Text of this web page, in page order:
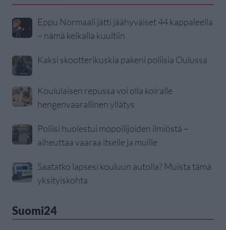
Eppu Normaali jätti jäähyväiset 44 kappaleella
– nämä keikalla kuultiin
Kaksi skootterikuskia pakeni poliisia Oulussa
Koululaisen repussa voi olla koiralle
hengenvaarallinen yllätys
Poliisi huolestui mopoilijoiden ilmiöstä –
aiheuttaa vaaraa itselle ja muille
Saatatko lapsesi kouluun autolla? Muista tämä
yksityiskohta
Suomi24